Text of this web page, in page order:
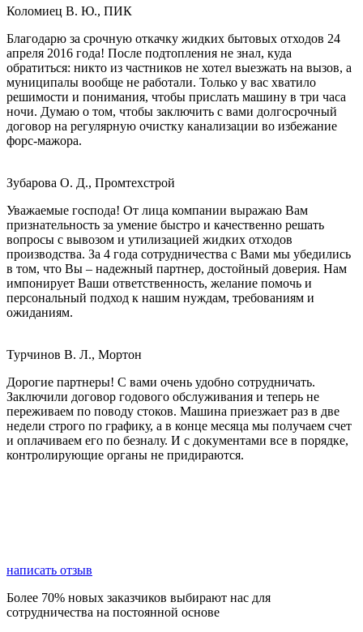
Коломиец В. Ю., ПИК
Благодарю за срочную откачку жидких бытовых отходов 24
апреля 2016 года! После подтопления не знал, куда
обратиться: никто из частников не хотел выезжать на вызов, а
муниципалы вообще не работали. Только у вас хватило
решимости и понимания, чтобы прислать машину в три часа
ночи. Думаю о том, чтобы заключить с вами долгосрочный
договор на регулярную очистку канализации во избежание
форс-мажора.
Зубарова О. Д., Промтехстрой
Уважаемые господа! От лица компании выражаю Вам
признательность за умение быстро и качественно решать
вопросы с вывозом и утилизацией жидких отходов
производства. За 4 года сотрудничества с Вами мы убедились
в том, что Вы – надежный партнер, достойный доверия. Нам
импонирует Ваши ответственность, желание помочь и
персональный подход к нашим нуждам, требованиям и
ожиданиям.
Турчинов В. Л., Мортон
Дорогие партнеры! С вами очень удобно сотрудничать.
Заключили договор годового обслуживания и теперь не
переживаем по поводу стоков. Машина приезжает раз в две
недели строго по графику, а в конце месяца мы получаем счет
и оплачиваем его по безналу. И с документами все в порядке,
контролирующие органы не придираются.
написать отзыв
Более 70% новых заказчиков выбирают нас для
сотрудничества на постоянной основе